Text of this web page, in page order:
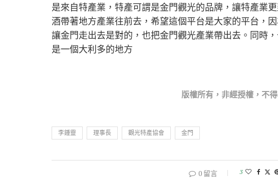
是來自特產業，特產可謂是金門觀光的品牌，讓特產業
酒帶著地方產業往前去，希望這個平台是大家的平台，
讓金門走出去是對的，也把金門觀光產業帶出去。同時
是一個大利多的地方
版權所有，非經授權，不得
李鍾靈 理事長 觀光特產協會 金門
0 留言 3